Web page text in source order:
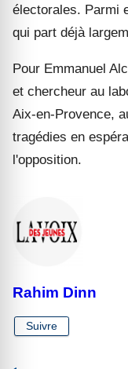
électorales. Parmi
qui part déjà
Pour Emmanuel
et chercheur au
Aix-en-Provence,
tragédies en
l'opposition.
Rahim Dinn
Suivre